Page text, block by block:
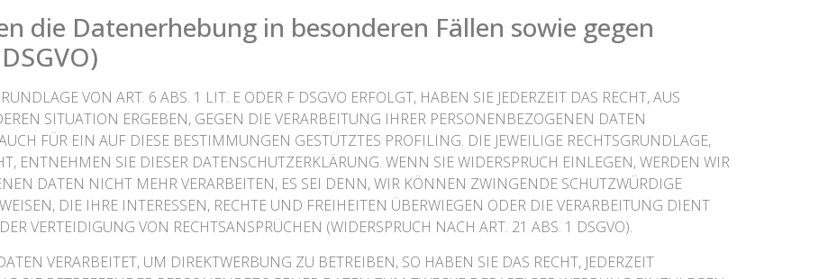
die Datenerhebung in besonderen Fällen sowie gegen
VON ART. 6 ABS. 1 LIT. E ODER F DSGVO ERFOLGT, HABEN SIE JEDERZEIT DAS RECHT, AUS
SITUATION ERGEBEN, GEGEN DIE VERARBEITUNG IHRER PERSONENBEZOGENEN DATEN
FÜR EIN AUF DIESE BESTIMMUNGEN GESTÜTZTES PROFILING. DIE JEWEILIGE RECHTSGRUNDLAGE,
ENTNEHMEN SIE DIESER DATENSCHUTZERKLÄRUNG. WENN SIE WIDERSPRUCH EINLEGEN, WERDEN WIR
DATEN NICHT MEHR VERARBEITEN, ES SEI DENN, WIR KÖNNEN ZWINGENDE SCHUTZWÜRDIGE
DIE IHRE INTERESSEN, RECHTE UND FREIHEITEN ÜBERWIEGEN ODER DIE VERARBEITUNG DIENT
VERTEIDIGUNG VON RECHTSANSPRÜCHEN (WIDERSPRUCH NACH ART. 21 ABS. 1 DSGVO).
VERARBEITET, UM DIREKTWERBUNG ZU BETREIBEN, SO HABEN SIE DAS RECHT, JEDERZEIT